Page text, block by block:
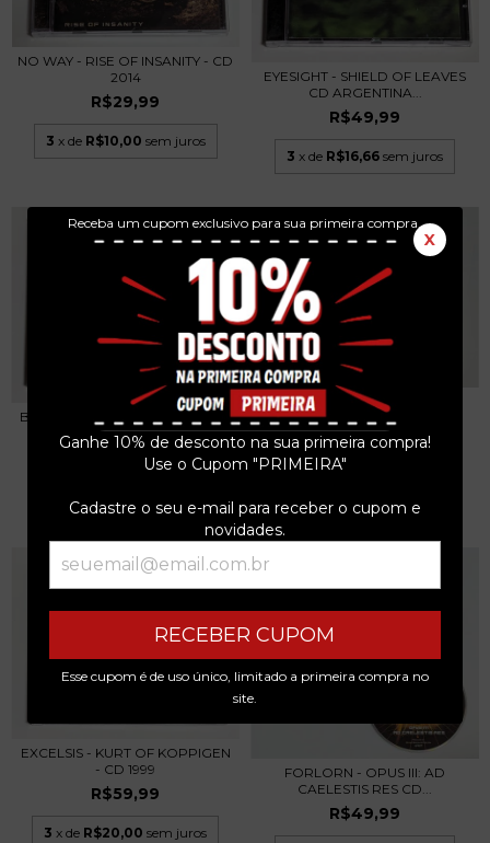
Receba um cupom exclusivo para sua primeira compra.
X
Ganhe 10% de desconto na sua primeira compra!
Use o Cupom "PRIMEIRA"
Cadastre o seu e-mail para receber o cupom e
novidades.
RECEBER CUPOM
Esse cupom é de uso único, limitado a primeira compra no
site.
NO WAY - RISE OF INSANITY - CD
2014
R$29,99
3 x de R$10,00 sem juros
EYESIGHT - SHIELD OF LEAVES
CD ARGENTINA...
R$49,99
3 x de R$16,66 sem juros
BUFFALO THEORY MTL - HEAVY
RIDE CD 2012...
R$69,99
HEADLINE - VOICES OF
PRESENCE CD 1999
R$39,99
EXCELSIS - KURT OF KOPPIGEN
- CD 1999
R$59,99
3 x de R$20,00 sem juros
FORLORN - OPUS III: AD
CAELESTIS RES CD...
R$49,99